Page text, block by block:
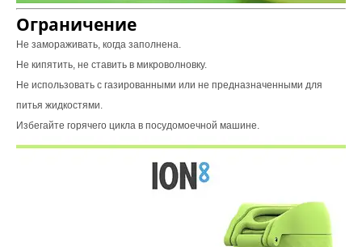
Ограничение
Не замораживать, когда заполнена.
Не кипятить, не ставить в микроволновку.
Не использовать с газированными или не предназначенными для
питья жидкостями.
Избегайте горячего цикла в посудомоечной машине.